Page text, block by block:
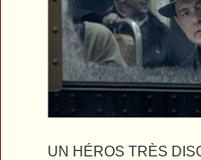
UN HÉROS TRÈS